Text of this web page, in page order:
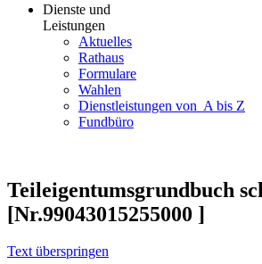
Dienste und
Leistungen
Aktuelles
Rathaus
Formulare
Wahlen
Dienst­leistungen ­von ­ ­A bis Z
Fundbüro
Teileigentumsgrundbuch
[Nr.99043015255000 ]
Text überspringen